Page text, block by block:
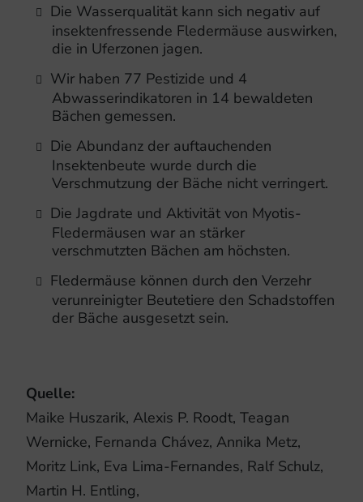
Die Wasserqualität kann sich negativ auf
insektenfressende Fledermäuse auswirken,
die in Uferzonen jagen.
Wir haben 77 Pestizide und 4
Abwasserindikatoren in 14 bewaldeten
Bächen gemessen.
Die Abundanz der auftauchenden
Insektenbeute wurde durch die
Verschmutzung der Bäche nicht verringert.
Die Jagdrate und Aktivität von Myotis-
Fledermäusen war an stärker
verschmutzten Bächen am höchsten.
Fledermäuse können durch den Verzehr
verunreinigter Beutetiere den Schadstoffen
der Bäche ausgesetzt sein.
Quelle:
Maike Huszarik, Alexis P. Roodt, Teagan
Wernicke, Fernanda Chávez, Annika Metz,
Moritz Link, Eva Lima-Fernandes, Ralf Schulz,
Martin H. Entling,